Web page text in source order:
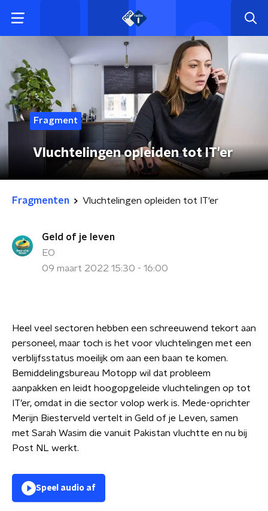
Fragment
Vluchtelingen opleiden tot IT'er
Fragmenten Vluchtelingen opleiden tot IT'er
Geld of je leven
EO
09 maart 2022 15:30 - 16:00
Heel veel sectoren hebben een schreeuwend tekort aan
personeel, maar toch is het voor vluchtelingen met een
verblijfsstatus moeilijk om aan een baan te komen.
Bemiddelingsbureau Motopp wil dat probleem
aanpakken en leidt hoogopgeleide vluchtelingen op tot
IT’er, omdat in die sector volop werk is. Mede-oprichter
Merijn Biesterveld vertelt in Geld of je Leven, samen
met Sarah Wasim die vanuit Pakistan vluchtte en nu bij
Post NL werkt.
Speel audio af